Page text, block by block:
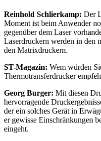
Reinhold Schlierkamp: Der
Moment ist beim Anwender
gegenüber dem Laser
Laserdruckern werden in den
den Matrixdruckern.
ST-Magazin: Wem würden
Thermotransferdrucker
Georg Burger: Mit diesen
hervorragende
der ein solches Gerät in
er gewisse Einschränkungen
eingeht.